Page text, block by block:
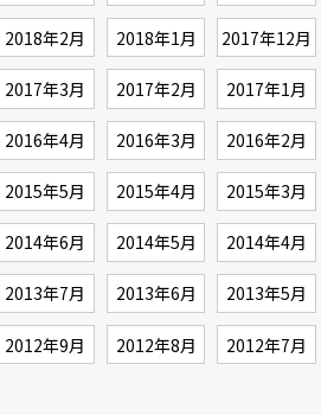
2018年2月 2018年1月 2017年12月
2017年3月 2017年2月 2017年1月
2016年4月 2016年3月 2016年2月
2015年5月 2015年4月 2015年3月
2014年6月 2014年5月 2014年4月
2013年7月 2013年6月 2013年5月
2012年9月 2012年8月 2012年7月